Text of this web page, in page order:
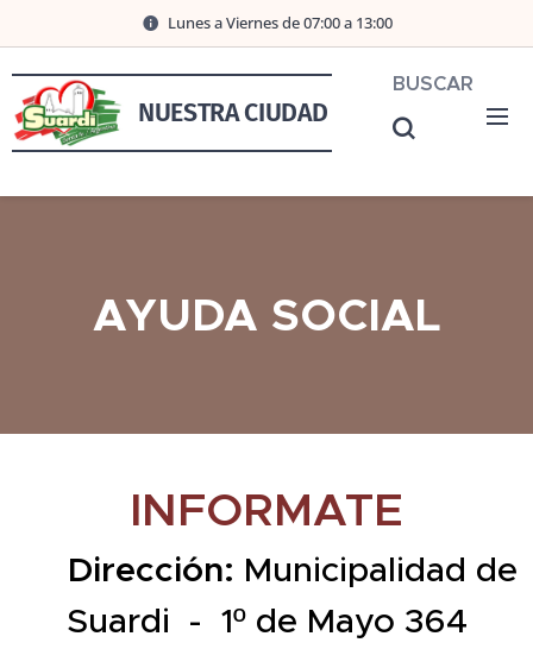
Lunes a Viernes de 07:00 a 13:00
NUESTRA CIUDAD
BUSCAR
AYUDA SOCIAL
INFORMATE
Dirección: Municipalidad de
Suardi - 1º de Mayo 364